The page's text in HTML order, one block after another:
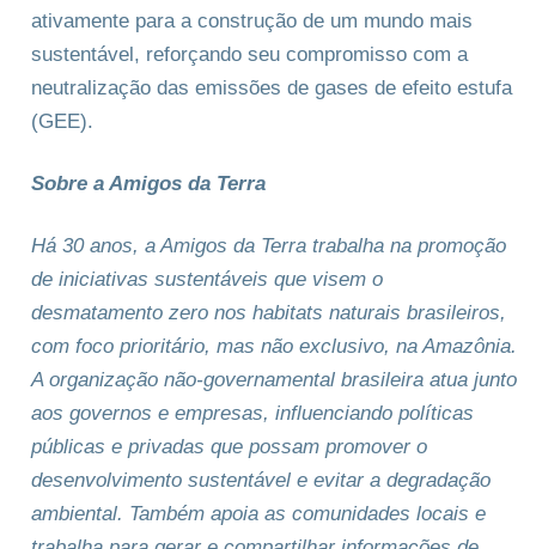
ativamente para a construção de um mundo mais
sustentável, reforçando seu compromisso com a
neutralização das emissões de gases de efeito estufa
(GEE).
Sobre a Amigos da Terra
Há 30 anos, a Amigos da Terra trabalha na promoção
de iniciativas sustentáveis que visem o
desmatamento zero nos habitats naturais brasileiros,
com foco prioritário, mas não exclusivo, na Amazônia.
A organização não-governamental brasileira atua junto
aos governos e empresas, influenciando políticas
públicas e privadas que possam promover o
desenvolvimento sustentável e evitar a degradação
ambiental. Também apoia as comunidades locais e